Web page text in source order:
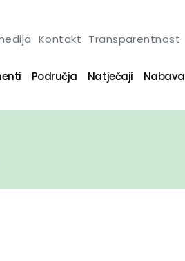
Kontakt Transparentnost
Područja Natječaji Nabava